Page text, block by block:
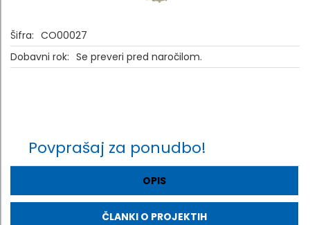
Šifra: CO00027
Dobavni rok: Se preveri pred naročilom.
Povprašaj za ponudbo!
OPIS
ČLANKI O PROJEKTIH